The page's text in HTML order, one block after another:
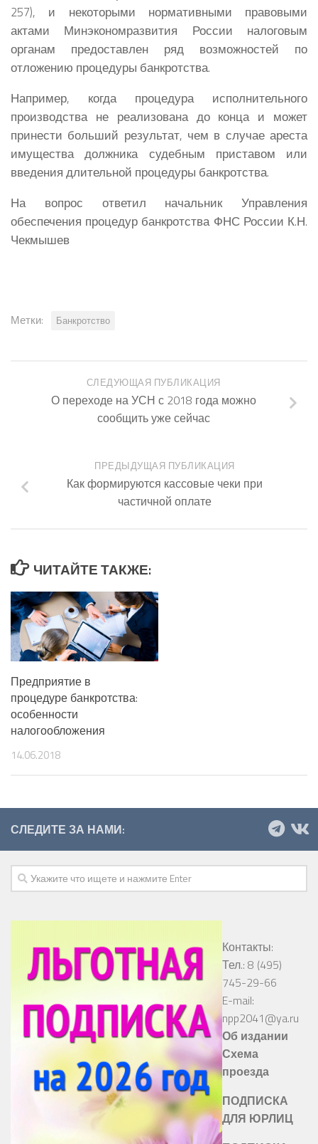
257), и некоторыми нормативными правовыми
актами Минэкономразвития России налоговым
органам предоставлен ряд возможностей по
отложению процедуры банкротства.
Например, когда процедура исполнительного
производства не реализована до конца и может
принести больший результат, чем в случае ареста
имущества должника судебным приставом или
введения длительной процедуры банкротства.
На вопрос ответил начальник Управления
обеспечения процедур банкротства ФНС России К.Н.
Чекмышев
Метки: Банкротство
СЛЕДУЮЩАЯ ПУБЛИКАЦИЯ
О переходе на УСН с 2018 года можно
сообщить уже сейчас
ПРЕДЫДУЩАЯ ПУБЛИКАЦИЯ
Как формируются кассовые чеки при
частичной оплате
ЧИТАЙТЕ ТАКЖЕ:
Предприятие в
процедуре банкротства:
особенности
налогообложения
14.06.2018
СЛЕДИТЕ ЗА НАМИ:
Контакты:
Тел.: 8 (495)
745-29-66
E-mail:
npp2041@ya.ru
Об издании
Схема
проезда
ПОДПИСКА
ДЛЯ ЮРЛИЦ